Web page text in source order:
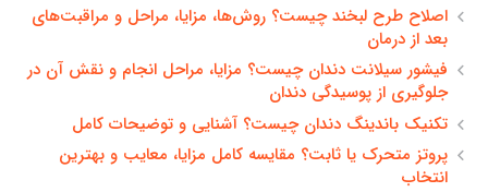
اصلاح طرح لبخند چیست؟ روش‌ها، مزایا، مراحل و مراقبت‌های
بعد از درمان
فیشور سیلانت دندان چیست؟ مزایا، مراحل انجام و نقش آن در
جلوگیری از پوسیدگی دندان
تکنیک باندینگ دندان چیست؟ آشنایی و توضیحات کامل
پروتز متحرک یا ثابت؟ مقایسه کامل مزایا، معایب و بهترین
انتخاب